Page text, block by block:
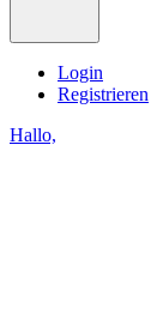
Login
Registrieren
Hallo,